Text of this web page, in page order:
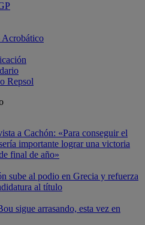
Acrobático
Repsol
a Cachón: «Para conseguir el
importante lograr una victoria
final de año»
sube al podio en Grecia y refuerza
al título
sigue arrasando, esta vez en